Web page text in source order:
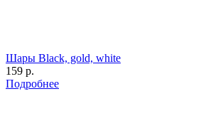
Шары Black, gold, white
159 р.
Подробнее